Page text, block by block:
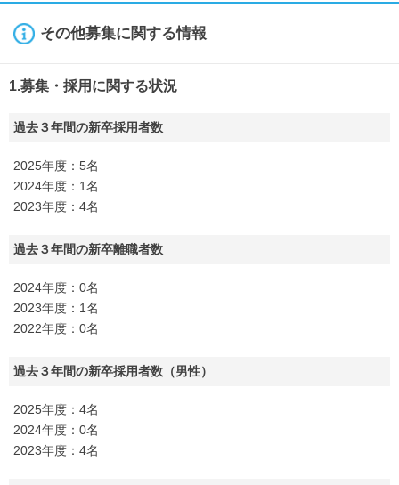
その他募集に関する情報
1.募集・採用に関する状況
過去３年間の新卒採用者数
2025年度：5名
2024年度：1名
2023年度：4名
過去３年間の新卒離職者数
2024年度：0名
2023年度：1名
2022年度：0名
過去３年間の新卒採用者数（男性）
2025年度：4名
2024年度：0名
2023年度：4名